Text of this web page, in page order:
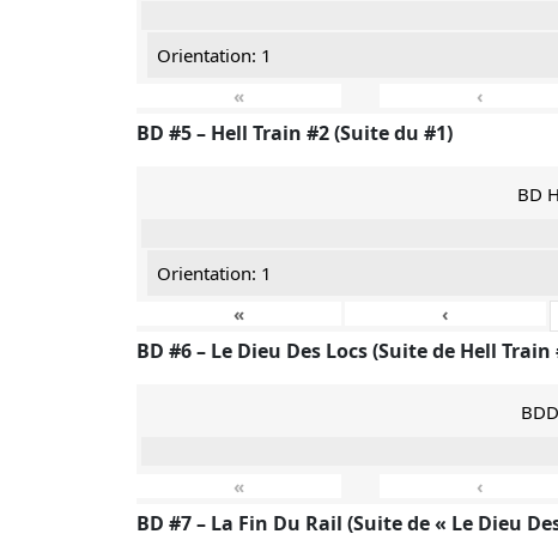
Orientation: 1
«
‹
BD #5 – Hell Train #2 (Suite du #1)
BD
Orientation: 1
«
‹
BD #6 – Le Dieu Des Locs (Suite de Hell Train
« ‹
BD #7 – La Fin Du Rail (Suite de « Le Dieu